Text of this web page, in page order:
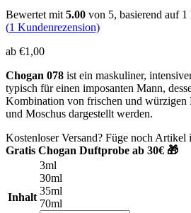
Bewertet mit 5.00 von 5, basierend auf 1
(1 Kundenrezension)
ab €1,00
Chogan 078 ist ein maskuliner,
typisch für einen imposanten Mann,
Kombination von frischen und
und Moschus dargestellt werden.
Kostenloser Versand? Füge noch Artikel
Gratis Chogan Duftprobe ab 30€ 🎁
Inhalt
3ml
30ml
35ml
70ml